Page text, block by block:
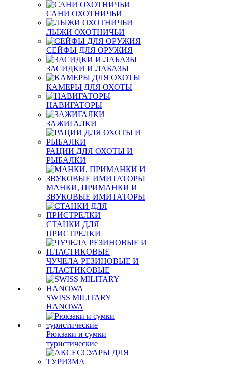
САНИ ОХОТНИЧЬИ
ЛЫЖИ ОХОТНИЧЬИ
СЕЙФЫ ДЛЯ ОРУЖИЯ
ЗАСИДКИ И ЛАБАЗЫ
КАМЕРЫ ДЛЯ ОХОТЫ
НАВИГАТОРЫ
ЗАЖИГАЛКИ
РАЦИИ ДЛЯ ОХОТЫ И
РЫБАЛКИ
МАНКИ, ПРИМАНКИ И
ЗВУКОВЫЕ ИМИТАТОРЫ
СТАНКИ ДЛЯ
ПРИСТРЕЛКИ
ЧУЧЕЛА РЕЗИНОВЫЕ И
ПЛАСТИКОВЫЕ
SWISS MILITARY
HANOWA
Рюкзаки и сумки
туристические